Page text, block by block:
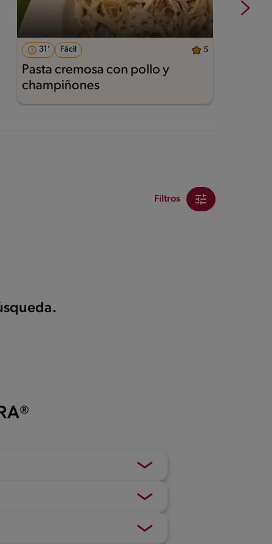
31' Fácil 5
Pasta cremosa con pollo y
champiñones
Filtros